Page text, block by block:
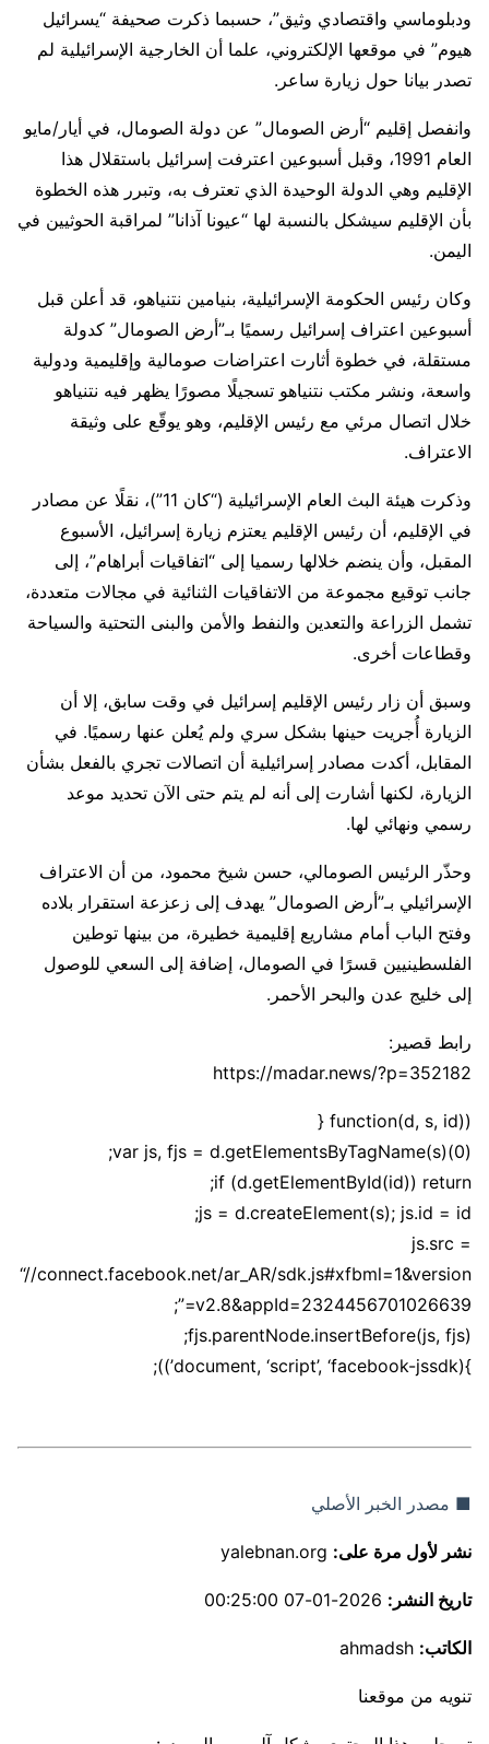
ودبلوماسي واقتصادي وثيق”، حسبما ذكرت صحيفة “يسرائيل
هيوم” في موقعها الإلكتروني، علما أن الخارجية الإسرائيلية لم
تصدر بيانا حول زيارة ساعر.
وانفصل إقليم “أرض الصومال” عن دولة الصومال، في أيار/مايو
العام 1991، وقبل أسبوعين اعترفت إسرائيل باستقلال هذا
الإقليم وهي الدولة الوحيدة الذي تعترف به، وتبرر هذه الخطوة
بأن الإقليم سيشكل بالنسبة لها “عيونا آذانا” لمراقبة الحوثيين في
اليمن.
وكان رئيس الحكومة الإسرائيلية، بنيامين نتنياهو، قد أعلن قبل
أسبوعين اعتراف إسرائيل رسميًا بـ”أرض الصومال” كدولة
مستقلة، في خطوة أثارت اعتراضات صومالية وإقليمية ودولية
واسعة، ونشر مكتب نتنياهو تسجيلًا مصورًا يظهر فيه نتنياهو
خلال اتصال مرئي مع رئيس الإقليم، وهو يوقّع على وثيقة
الاعتراف.
وذكرت هيئة البث العام الإسرائيلية (“كان 11”)، نقلًا عن مصادر
في الإقليم، أن رئيس الإقليم يعتزم زيارة إسرائيل، الأسبوع
المقبل، وأن ينضم خلالها رسميا إلى “اتفاقيات أبراهام”، إلى
جانب توقيع مجموعة من الاتفاقيات الثنائية في مجالات متعددة،
تشمل الزراعة والتعدين والنفط والأمن والبنى التحتية والسياحة
وقطاعات أخرى.
وسبق أن زار رئيس الإقليم إسرائيل في وقت سابق، إلا أن
الزيارة أُجريت حينها بشكل سري ولم يُعلن عنها رسميًا. في
المقابل، أكدت مصادر إسرائيلية أن اتصالات تجري بالفعل بشأن
الزيارة، لكنها أشارت إلى أنه لم يتم حتى الآن تحديد موعد
رسمي ونهائي لها.
وحذّر الرئيس الصومالي، حسن شيخ محمود، من أن الاعتراف
الإسرائيلي بـ”أرض الصومال” يهدف إلى زعزعة استقرار بلاده
وفتح الباب أمام مشاريع إقليمية خطيرة، من بينها توطين
الفلسطينيين قسرًا في الصومال، إضافة إلى السعي للوصول
إلى خليج عدن والبحر الأحمر.
رابط قصير:
https://madar.news/?p=352182
(function(d, s, id) {
var js, fjs = d.getElementsByTagName(s)(0);
if (d.getElementById(id)) return;
js = d.createElement(s); js.id = id;
js.src =
“//connect.facebook.net/ar_AR/sdk.js#xfbml=1&version
=v2.8&appId=2324456701026639”;
fjs.parentNode.insertBefore(js, fjs);
}(document, ‘script’, ‘facebook-jssdk’));
■ مصدر الخبر الأصلي
نشر لأول مرة على: yalebnan.org
تاريخ النشر: 2026-01-07 00:25:00
الكاتب: ahmadsh
تنويه من موقعنا